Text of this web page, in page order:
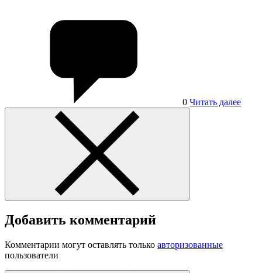
0 Читать далее
Добавить комментарий
Комментарии могут оставлять только авторизованные
пользователи